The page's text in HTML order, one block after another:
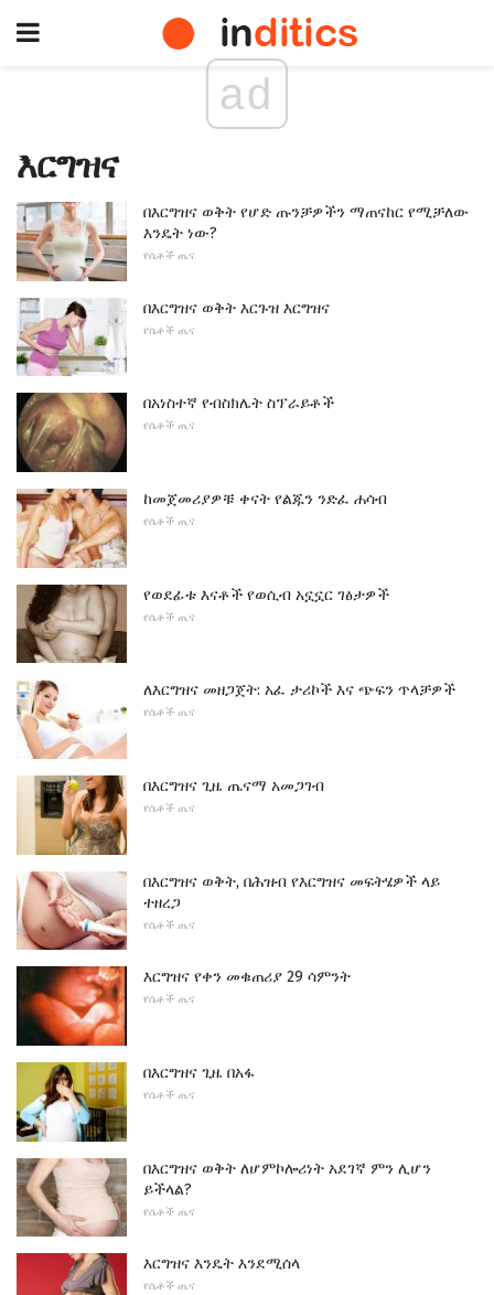
ad
እርግዝና
በእርግዝና ወቅት የሆድ ጡንቻዎችን ማጠናከር የሚቻለው
እንዴት ነው?
የሴቶች ጤና
በእርግዝና ወቅት እርጉዝ እርግዝና
የሴቶች ጤና
በአነስተኛ የብስክሌት ስፕራይቶች
የሴቶች ጤና
ከመጀመሪያዎቹ ቀናት የልጁን ንድፈ ሐሳብ
የሴቶች ጤና
የወደፊቱ እናቶች የወሲብ አኗኗር ገፅታዎች
የሴቶች ጤና
ለእርግዝና መዘጋጀት: አፈ ታሪኮች እና ጭፍን ጥላቻዎች
የሴቶች ጤና
በእርግዝና ጊዜ ጤናማ አመጋገብ
የሴቶች ጤና
በእርግዝና ወቅት, በሕዝብ የእርግዝና መፍትሄዎች ላይ
ተዘረጋ
የሴቶች ጤና
እርግዝና የቀን መቁጠሪያ 29 ሳምንት
የሴቶች ጤና
በእርግዝና ጊዜ በአፋ
የሴቶች ጤና
በእርግዝና ወቅት ለሆምኮሎሪነት አደገኛ ምን ሊሆን
ይችላል?
የሴቶች ጤና
እርግዝና እንዴት እንደሚሰላ
የሴቶች ጤና